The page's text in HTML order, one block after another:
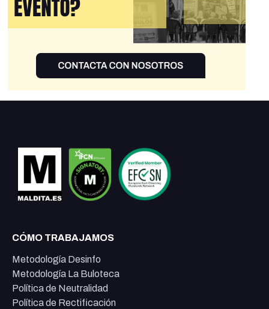
CÓMO TRABAJAMOS
Metodología Desinfo
Metodología La Buloteca
Política de Neutralidad
Política de Rectificación